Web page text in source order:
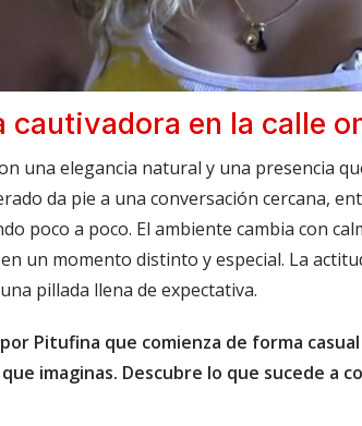
cautivadora en la calle
una elegancia natural y una presencia
da pie a una conversación cercana,
poco a poco. El ambiente cambia con
un momento distinto y especial. La
pillada llena de expectativa.
Pitufina que comienza de forma
imaginas. Descubre lo que sucede a